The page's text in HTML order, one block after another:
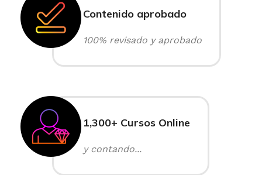
Contenido aprobado
100% revisado y aprobado
1,300+ Cursos Online
y contando...